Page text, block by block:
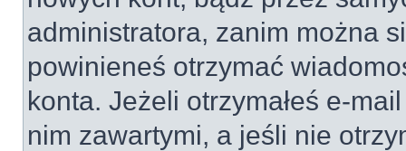
administratora, zanim można
powinieneś otrzymać
konta. Jeżeli otrzymałeś e-
nim zawartymi, a jeśli nie